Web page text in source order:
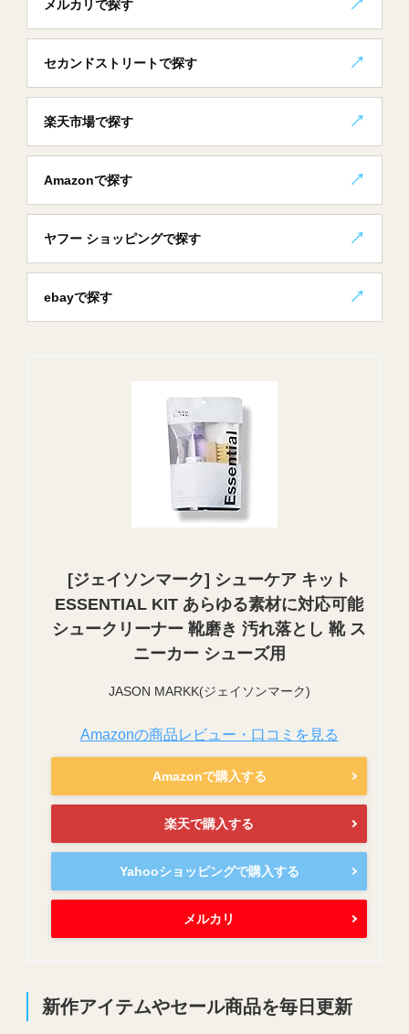
メルカリで探す
セカンドストリートで探す
楽天市場で探す
Amazonで探す
ヤフー ショッピングで探す
ebayで探す
[ジェイソンマーク] シューケア キット
ESSENTIAL KIT あらゆる素材に対応可能
シュークリーナー 靴磨き 汚れ落とし 靴 ス
ニーカー シューズ用
JASON MARKK(ジェイソンマーク)
Amazonの商品レビュー・口コミを見る
Amazonで購入する
楽天で購入する
Yahooショッピングで購入する
メルカリ
新作アイテムやセール商品を毎日更新